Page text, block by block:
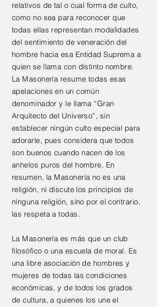
relativos de tal o cual forma de culto,
como no sea para reconocer que
todas ellas representan modalidades
del sentimiento de veneración del
hombre hacia esa Entidad Suprema a
quien se llama con distinto nombre.
La Masonería resume todas esas
apelaciones en un común
denominador y le llama “Gran
Arquitecto del Universo”, sin
establecer ningún culto especial para
adorarle, pues considera que todos
son buenos cuando nacen de los
anhelos puros del hombre. En
resumen, la Masonería no es una
religión, ni discute los principios de
ninguna religión, sino por el contrario,
las respeta a todas.
La Masonería es más que un club
filosófico o una escuela de moral. Es
una libre asociación de hombres y
mujeres de todas las condiciones
económicas, y de todos los grados
de cultura, a quienes los une el